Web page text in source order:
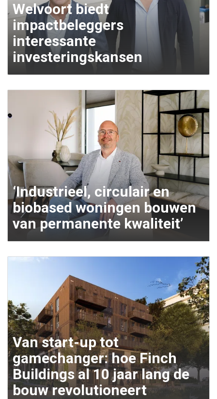
Welvoort biedt
impactbeleggers
interessante
investeringskansen
‘Industrieel, circulair en
biobased woningen bouwen
van permanente kwaliteit’
Van start-up tot
gamechanger: hoe Finch
Buildings al 10 jaar lang de
bouw revolutioneert